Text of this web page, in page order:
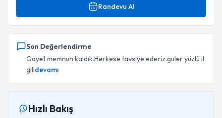
Randevu Al
Son Değerlendirme
Gayet memnun kaldık.Herkese tavsiye ederiz.guler yüzlü il
gilidevamı
Hızlı Bakış